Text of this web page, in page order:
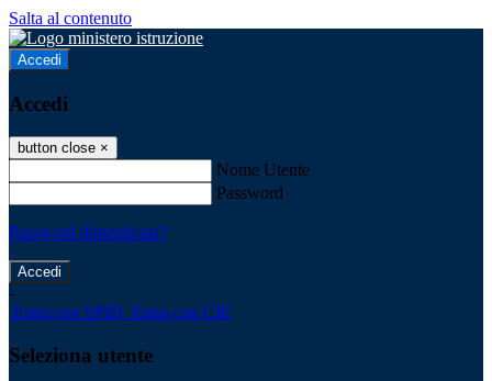
Salta al contenuto
Accedi
Accedi
button close ×
Nome Utente
Password
Password dimenticata?
-
Entra con SPID Entra con CIE
Seleziona utente